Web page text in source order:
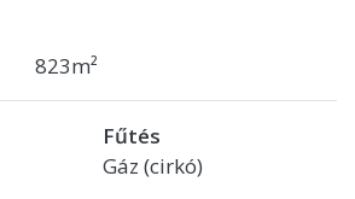
823m²
Fűtés
Gáz (cirkó)